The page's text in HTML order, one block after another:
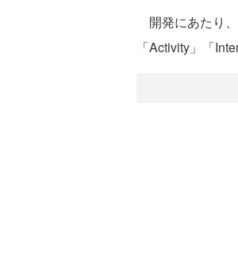
開発にあたり
「Activity」「